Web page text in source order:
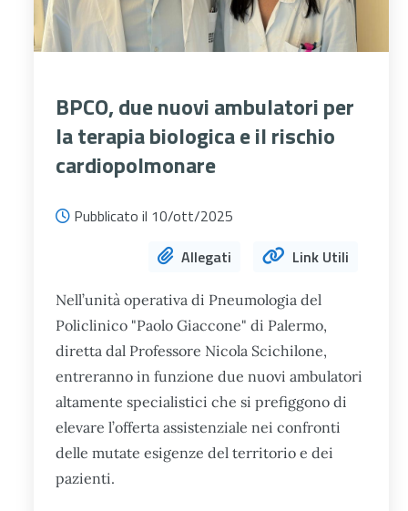
BPCO, due nuovi ambulatori per
la terapia biologica e il rischio
cardiopolmonare
Pubblicato il 10/ott/2025
Allegati
Link Utili
Nell’unità operativa di Pneumologia del
Policlinico​ "Paolo Giaccone" di Palermo,
diretta dal Professore Nicola Scichilone,
entreranno in funzione due nuovi ambulatori
altamente specialistici che si prefiggono di
elevare l’offerta assistenziale nei confronti
delle mutate esigenze del territorio e dei
pazienti.